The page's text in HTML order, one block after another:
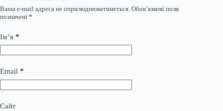
Ваша e-mail адреса не оприлюднюватиметься. Обов’язкові поля
позначені *
Ім’я *
Email *
Сайт